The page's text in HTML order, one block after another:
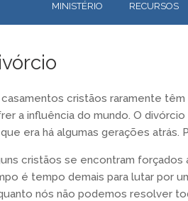
MINISTÉRIO RECURSOS
casamentos cristãos raramente
a influência do mundo. O
era há algumas gerações atrás.
cristãos se encontram
é tempo demais para lutar por
nós não podemos resolver